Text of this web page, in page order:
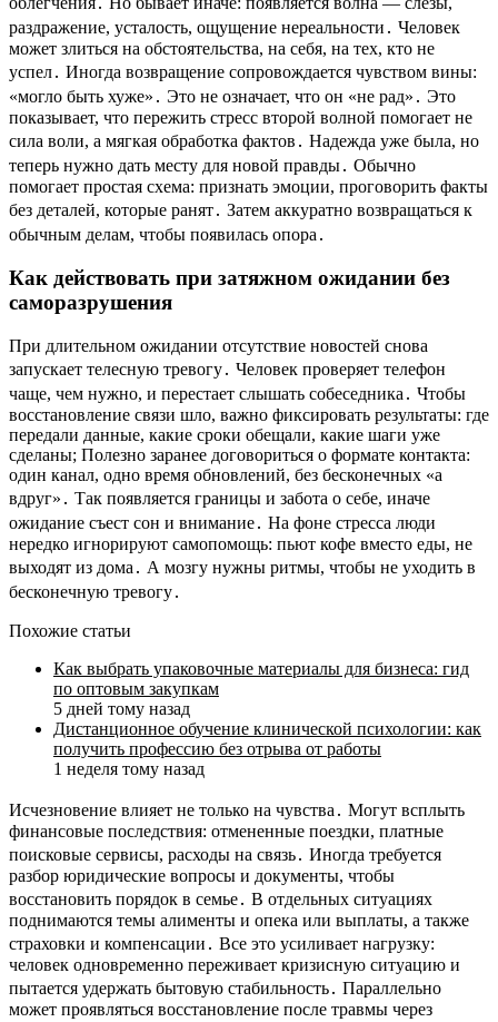
раздражение, усталость, ощущение нереальности․ Человек
может злиться на обстоятельства, на себя, на тех, кто не
успел․ Иногда возвращение сопровождается чувством вины:
«могло быть хуже»․ Это не означает, что он «не рад»․ Это
показывает, что пережить стресс второй волной помогает не
сила воли, а мягкая обработка фактов․ Надежда уже была, но
теперь нужно дать месту для новой правды․ Обычно
помогает простая схема: признать эмоции, проговорить факты
без деталей, которые ранят․ Затем аккуратно возвращаться к
обычным делам, чтобы появилась опора․
Как действовать при затяжном ожидании без
саморазрушения
При длительном ожидании отсутствие новостей снова
запускает телесную тревогу․ Человек проверяет телефон
чаще, чем нужно, и перестает слышать собеседника․ Чтобы
восстановление связи шло, важно фиксировать результаты: где
передали данные, какие сроки обещали, какие шаги уже
сделаны; Полезно заранее договориться о формате контакта:
один канал, одно время обновлений, без бесконечных «а
вдруг»․ Так появляется границы и забота о себе, иначе
ожидание съест сон и внимание․ На фоне стресса люди
нередко игнорируют самопомощь: пьют кофе вместо еды, не
выходят из дома․ А мозгу нужны ритмы, чтобы не уходить в
бесконечную тревогу․
Похожие статьи
Как выбрать упаковочные материалы для бизнеса: гид
по оптовым закупкам
5 дней тому назад
Дистанционное обучение клинической психологии: как
получить профессию без отрыва от работы
1 неделя тому назад
Исчезновение влияет не только на чувства․ Могут всплыть
финансовые последствия: отмененные поездки, платные
поисковые сервисы, расходы на связь․ Иногда требуется
разбор юридические вопросы и документы, чтобы
восстановить порядок в семье․ В отдельных ситуациях
поднимаются темы алименты и опека или выплаты, а также
страховки и компенсации․ Все это усиливает нагрузку:
человек одновременно переживает кризисную ситуацию и
пытается удержать бытовую стабильность․ Параллельно
может проявляться восстановление после травмы через